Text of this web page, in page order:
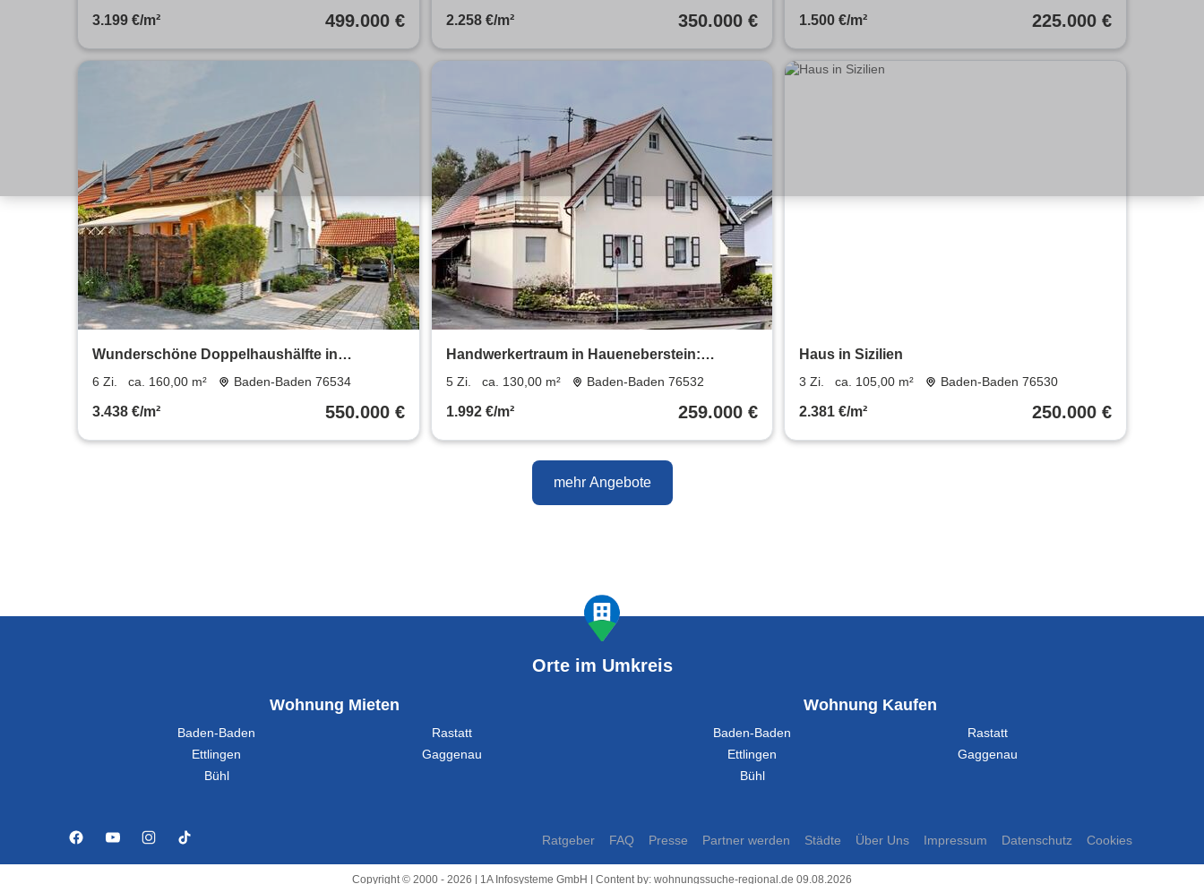
3.199 €/m² 499.000 € 2.258 €/m² 350.000 € 1.500 €/m² 225.000 €
Wunderschöne Doppelhaushälfte in
begehrter Wohnlage
6 Zi. ca. 160,00 m² Baden-Baden 76534
3.438 €/m² 550.000 €
Handwerkertraum in Haueneberstein:
Charmantes Einfamilienhaus
5 Zi. ca. 130,00 m² Baden-Baden 76532
1.992 €/m² 259.000 €
Haus in Sizilien
3 Zi. ca. 105,00 m² Baden-Baden 76530
2.381 €/m² 250.000 €
mehr Angebote
Orte im Umkreis
Wohnung Mieten
Baden-Baden
Rastatt
Ettlingen
Gaggenau
Bühl
Wohnung Kaufen
Baden-Baden
Rastatt
Ettlingen
Gaggenau
Bühl
Ratgeber FAQ Presse Partner werden Städte Über Uns Impressum Datenschutz Cookies
Copyright © 2000 - 2026 | 1A Infosysteme GmbH | Content by: wohnungssuche-regional.de 09.08.2026